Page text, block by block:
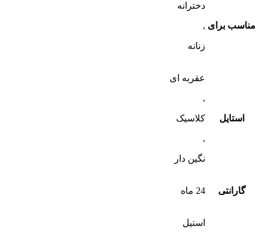
مناسب برای
دخترانه
,
زنانه
استایل
عقربه ای
,
کلاسیک
,
نگین دار
گارانتی 24 ماه
استیل